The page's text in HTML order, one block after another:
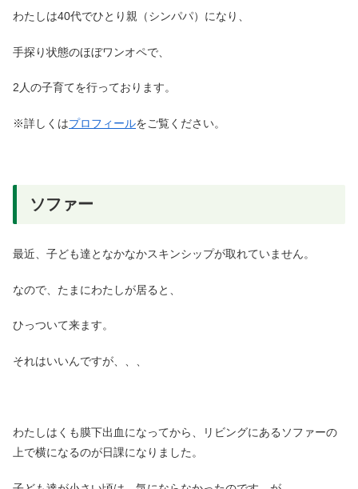
わたしは40代でひとり親（シンパパ）になり、
手探り状態のほぼワンオペで、
2人の子育てを行っております。
※詳しくはプロフィールをご覧ください。
ソファー
最近、子ども達となかなかスキンシップが取れていません。
なので、たまにわたしが居ると、
ひっついて来ます。
それはいいんですが、、、
わたしはくも膜下出血になってから、リビングにあるソファーの
上で横になるのが日課になりました。